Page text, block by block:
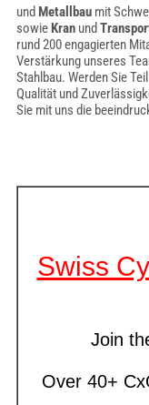
und Metallbaumit
sowieKranund
rund 200 engagierten
Verstärkung unseres
Stahlbau. Werden Sie
Qualität und
Sie mit uns die